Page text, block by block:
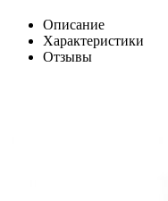
Описание
Характеристики
Отзывы